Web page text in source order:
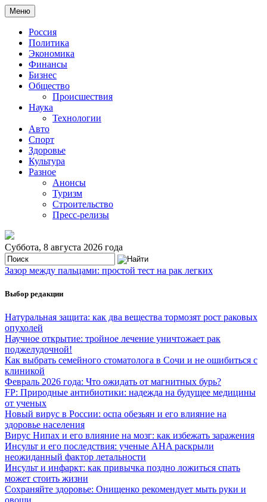
Меню
Россия
Политика
Экономика
Финансы
Бизнес
Общество
Происшествия
Наука
Технологии
Авто
Спорт
Здоровье
Культура
Разное
Анонсы
Туризм
Строительство
Пресс-релизы
Суббота, 8 августа 2026 года
Зазор между пальцами: простой тест на рак легких
Выбор редакции
Натуральная защита: как два вещества тормозят рост раковых
опухолей
Научное открытие: тройное лечение уничтожает рак
поджелудочной!
Как выбрать семейного стоматолога в Сочи и не ошибиться с
клиникой
Февраль 2026 года: Что ожидать от магнитных бурь?
FP: Природные антибиотики: надежда на будущее медицины
от ученых
Новый вирус в России: оспа обезьян и его влияние на
здоровье населения
Вирус Нипах и его влияние на мозг: как избежать заражения
Инсульт и его последствия: ученые AHA раскрыли
неожиданный фактор летальности
Инсульт и инфаркт: как привычка поздно ложиться спать
может стоить жизни
Сохраняйте здоровье: Онищенко рекомендует мыть руки и